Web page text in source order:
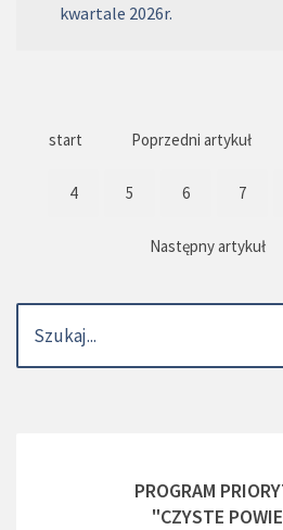
kwartale 2026r.
start Poprzedni artykuł
4 5 6 7
Następny artykuł
PROGRAM
"CZYSTE